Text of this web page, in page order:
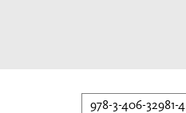
978-3-406-32981-4